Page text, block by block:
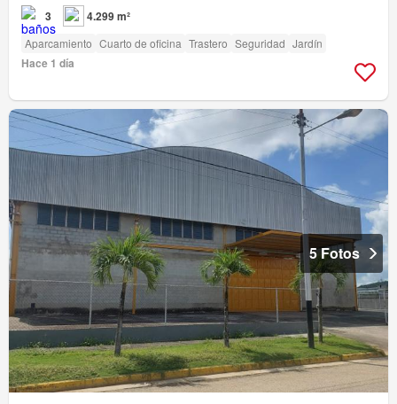
3 4.299 m²
Aparcamiento Cuarto de oficina Trastero Seguridad Jardín
Hace 1 día
5 Fotos